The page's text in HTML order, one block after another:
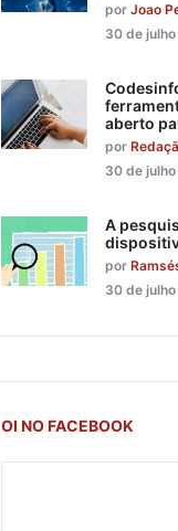
por Joao
30 de
aberto
por
30 de
A
por
30 de
OI NO FACEBOOK